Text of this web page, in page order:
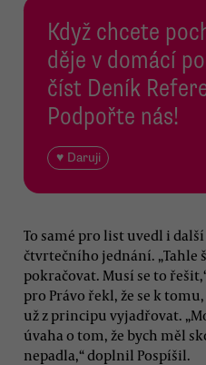
Když chcete
děje v domácí
číst Deník
Podpořte nás!
♥ Daruji
To samé pro list uvedl i
čtvrtečního jednání. „Tahle
pokračovat. Musí se to
pro Právo řekl, že se k
už z principu vyjadřovat.
úvaha o tom, že bych měl
nepadla,“ doplnil Pospíšil.